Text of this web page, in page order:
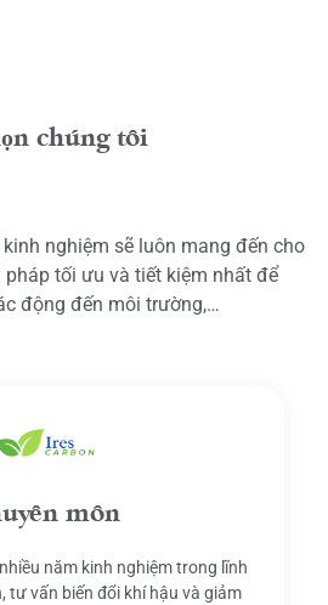
chúng tôi
nghiệm sẽ luôn mang đến cho
tối ưu và tiết kiệm nhất để
động đến môi trường,…
môn
năm kinh nghiệm trong lĩnh
tư vấn biến đổi khí hậu và giảm